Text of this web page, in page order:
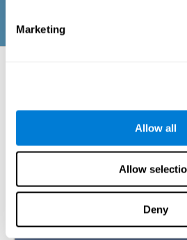
Marketing
Allow all
Allow
Deny
áreas y capacidades
Las funciones ejecutivas nos permiten ser
día, resolver problemas y alcanzar nuestros
razonamiento somos capaces de
impongan en el momento presente o
serán evaluadas en la Evaluación Cognitiva